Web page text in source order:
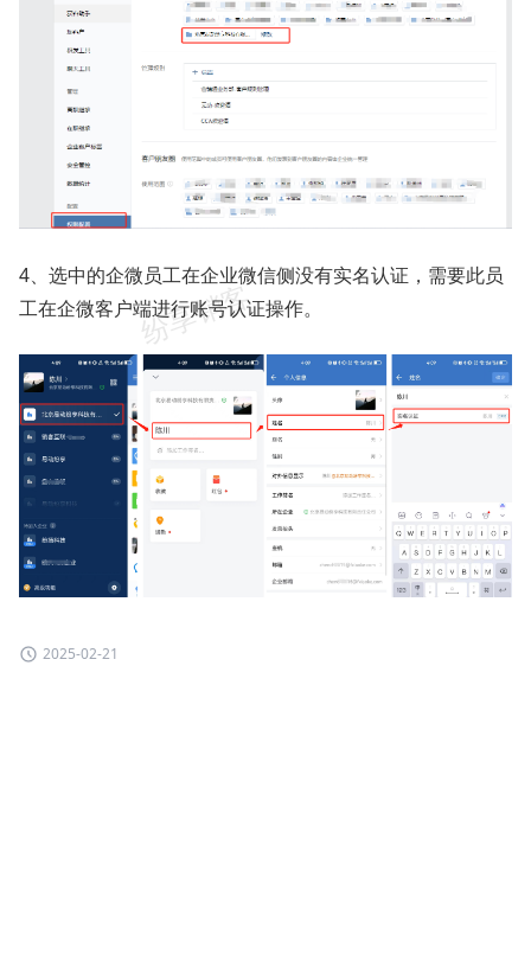
4、选中的企微员工在企业微信侧没有实名认证，需要此员
工在企微客户端进行账号认证操作。
2025-02-21